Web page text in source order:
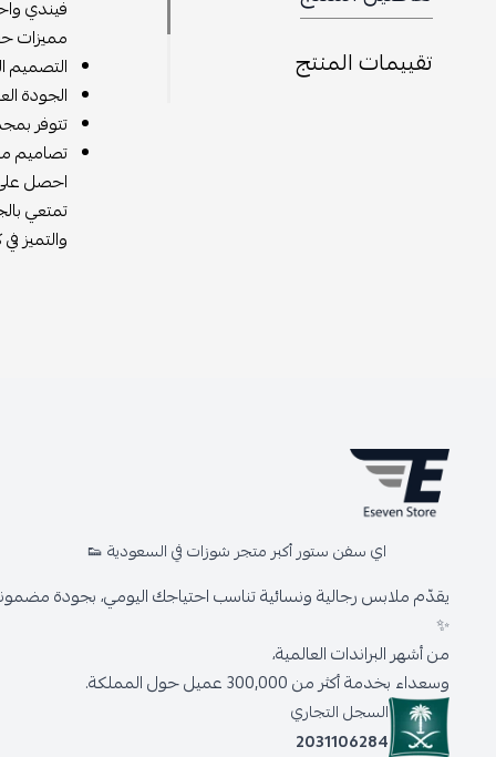
تقييمات المنتج
فيندي
مميزات
التصميم
الجودة
تتوفر
تصاميم
احصل على
تمتعي
والتميز
اي سفن ستور أكبر متجر شوزات في السعودية 👟
يقدّم ملابس رجالية ونسائية تناسب احتياجك اليومي، بجودة
✨
من أشهر البراندات العالمية،
وسعداء بخدمة أكثر من 300,000 عميل حول المملكة.
السجل التجاري
2031106284